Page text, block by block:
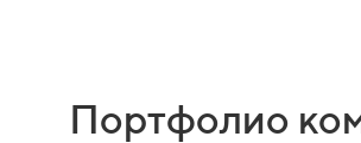
Портфолио